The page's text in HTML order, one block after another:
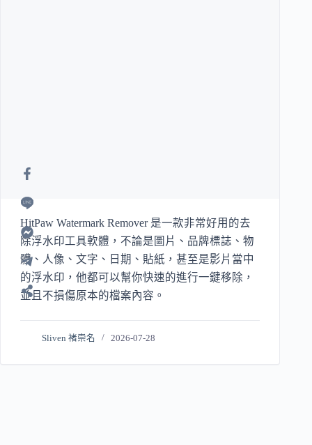
HitPaw Watermark Remover 是一款非常好用的去
除浮水印工具軟體，不論是圖片、品牌標誌、物
體、人像、文字、日期、貼紙，甚至是影片當中
的浮水印，他都可以幫你快速的進行一鍵移除，
並且不損傷原本的檔案內容。
Sliven 褚崇名 2026-07-28